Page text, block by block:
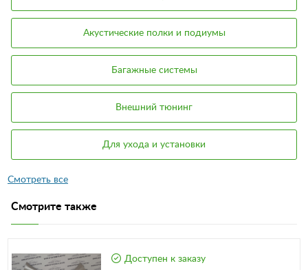
Акустические полки и подиумы
Багажные системы
Внешний тюнинг
Для ухода и установки
Смотрите также
Доступен к заказу